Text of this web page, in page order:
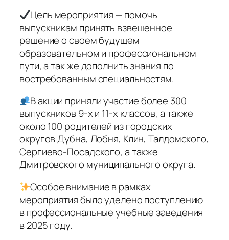
Цель мероприятия — помочь
выпускникам принять взвешенное
решение о своем будущем
образовательном и профессиональном
пути, а так же дополнить знания по
востребованным специальностям.
В акции приняли участие более 300
выпускников 9-х и 11-х классов, а также
около 100 родителей из городских
округов Дубна, Лобня, Клин, Талдомского,
Сергиево-Посадского, а также
Дмитровского муниципального округа.
Особое внимание в рамках
мероприятия было уделено поступлению
в профессиональные учебные заведения
в 2025 году.